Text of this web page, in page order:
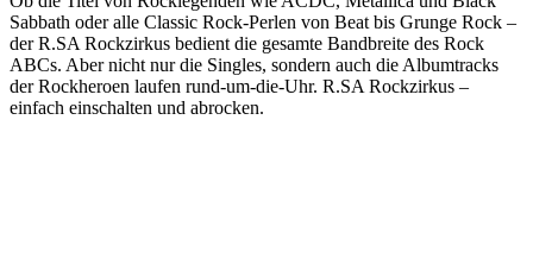
Sabbath oder alle Classic Rock-Perlen von Beat bis Grunge Rock –
der R.SA Rockzirkus bedient die gesamte Bandbreite des Rock
ABCs. Aber nicht nur die Singles, sondern auch die Albumtracks
der Rockheroen laufen rund-um-die-Uhr. R.SA Rockzirkus –
einfach einschalten und abrocken.